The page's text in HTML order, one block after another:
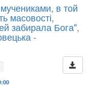
в той
масовості,
забирала Бога",
-